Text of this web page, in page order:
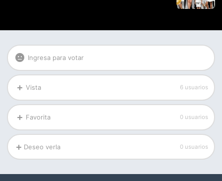
Ingresa para votar
Vista 6 usuarios
Favorita 0 usuarios
Deseo verla 0 usuarios